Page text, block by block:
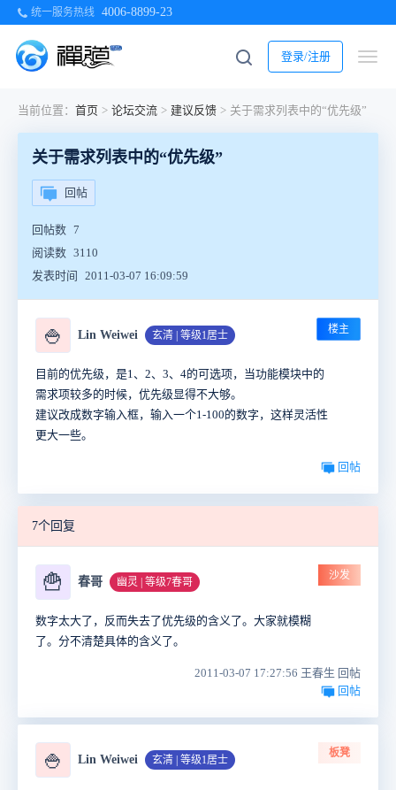
统一服务热线 4006-8899-23
登录/注册
当前位置： 首页 > 论坛交流 > 建议反馈 > 关于需求列表中的“优先级”
关于需求列表中的“优先级”
回帖
回帖数 7
阅读数 3110
发表时间
2011-03-07 16:09:59
🍚 Lin Weiwei 玄清 | 等级1居士 楼主
目前的优先级，是1、2、3、4的可选项，当功能模块中的
需求项较多的时候，优先级显得不大够。
建议改成数字输入框，输入一个1-100的数字，这样灵活性
更大一些。
回帖
7个回复
🍟 春哥 幽灵 | 等级7春哥
沙发
数字太大了，反而失去了优先级的含义了。大家就模糊
了。分不清楚具体的含义了。
2011-03-07 17:27:56 王春生 回帖
回帖
🍚 Lin Weiwei 玄清 | 等级1居士
板凳